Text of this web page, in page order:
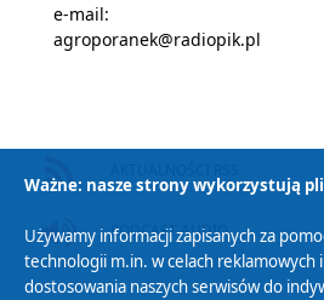
e-mail:
agroporanek@radiopik.pl
PODCAST AUDIO
Ważne: nasze strony wykorzystują
Używamy informacji zapisanych za
technologii m.in. w celach reklamowych
dostosowania naszych serwisów do